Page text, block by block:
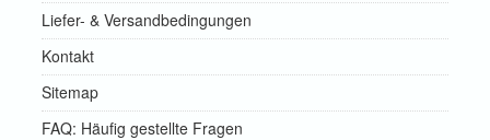
Liefer- & Versandbedingungen
Kontakt
Sitemap
FAQ: Häufig gestellte Fragen